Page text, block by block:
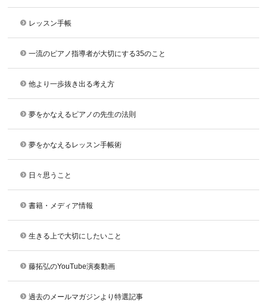
レッスン手帳
一流のピアノ指導者が大切にする35のこと
他より一歩抜き出る考え方
夢をかなえるピアノの先生の法則
夢をかなえるレッスン手帳術
日々思うこと
書籍・メディア情報
生きる上で大切にしたいこと
藤拓弘のYouTube演奏動画
過去のメールマガジンより特選記事